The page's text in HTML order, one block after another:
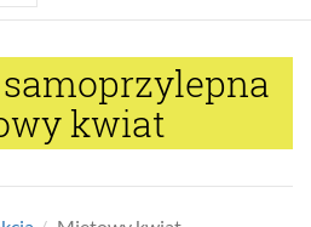
kwiat